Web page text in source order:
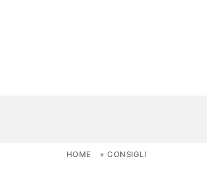
HOME »CONSIGLI